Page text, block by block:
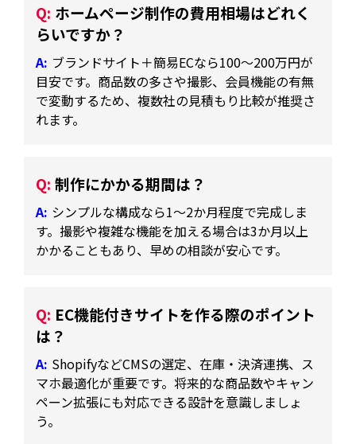
ホームページ制作の費用相場はどれく
らいですか？
ブランドサイト＋簡易ECなら100～200万円が
目安です。商品数の多さや撮影、会員機能の有無
で変動するため、複数社の見積もり比較が推奨さ
れます。
制作にかかる期間は？
シンプルな構成なら1～2か月程度で完成しま
す。撮影や複雑な機能を加える場合は3か月以上
かかることもあり、早めの相談が安心です。
EC機能付きサイトを作る際のポイント
は？
ShopifyなどCMSの選定、在庫・決済連携、ス
マホ最適化が重要です。将来的な商品数やキャン
ペーン拡張にも対応できる設計を意識しましょ
う。